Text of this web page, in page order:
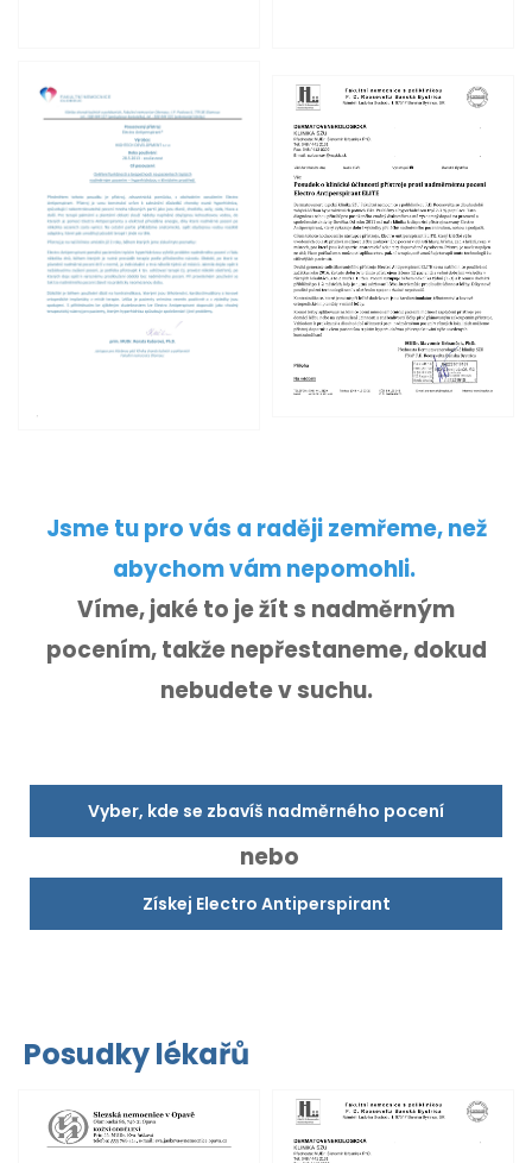
Jsme tu pro vás a raději zemřeme, než
abychom vám nepomohli.
Víme, jaké to je žít s nadměrným
pocením,takže nepřestaneme, dokud
nebudete v suchu.
Vyber, kde se zbavíš nadměrného pocení
nebo
Získej Electro Antiperspirant
Posudky lékařů